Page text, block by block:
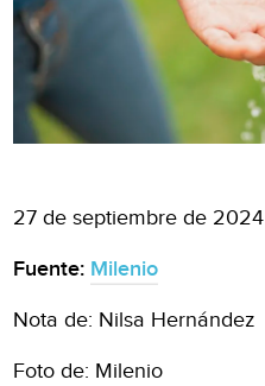
27 de septiembre de 2024
Fuente: Milenio
Nota de: Nilsa Hernández
Foto de: Milenio